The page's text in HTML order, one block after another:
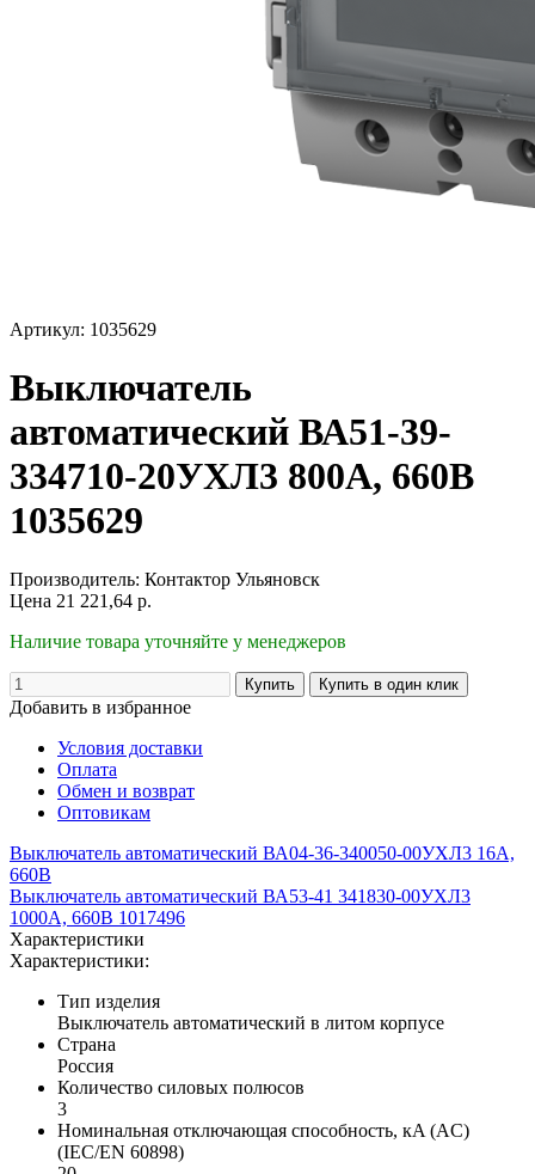
Артикул: 1035629
Выключатель
автоматический ВА51-39-
334710-20УХЛ3 800А, 660В
1035629
Производитель: Контактор Ульяновск
Цена 21 221,64 р.
Наличие товара уточняйте у менеджеров
Добавить в избранное
Условия доставки
Оплата
Обмен и возврат
Оптовикам
Выключатель автоматический ВА04-36-340050-00УХЛ3 16А,
660В
Выключатель автоматический ВА53-41 341830-00УХЛ3
1000А, 660В 1017496
Характеристики
Характеристики:
Тип изделия
Выключатель автоматический в литом корпусе
Страна
Россия
Количество силовых полюсов
3
Номинальная отключающая способность, кA (AC)
(IEC/EN 60898)